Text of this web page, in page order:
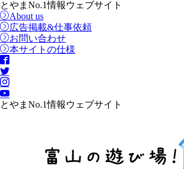
とやまNo.1情報ウェブサイト
About us
広告掲載&仕事依頼
お問い合わせ
本サイトの仕様
とやまNo.1情報ウェブサイト